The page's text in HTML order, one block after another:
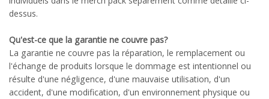
dessus.
Qu'est-ce que la garantie ne couvre pas?
La garantie ne couvre pas la réparation, le remplacement ou
l'échange de produits lorsque le dommage est intentionnel ou
résulte d'une négligence, d'une mauvaise utilisation, d'un
accident, d'une modification, d'un environnement physique ou